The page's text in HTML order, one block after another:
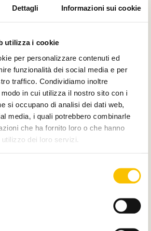
Dettagli Informazioni sui cookie
utilizza i cookie
per personalizzare contenuti ed
funzionalità dei social media e per
traffico. Condividiamo inoltre
in cui utilizza il nostro sito con i
si occupano di analisi dei dati web,
media, i quali potrebbero combinarle
che ha fornito loro o che hanno
dei loro servizi.
di